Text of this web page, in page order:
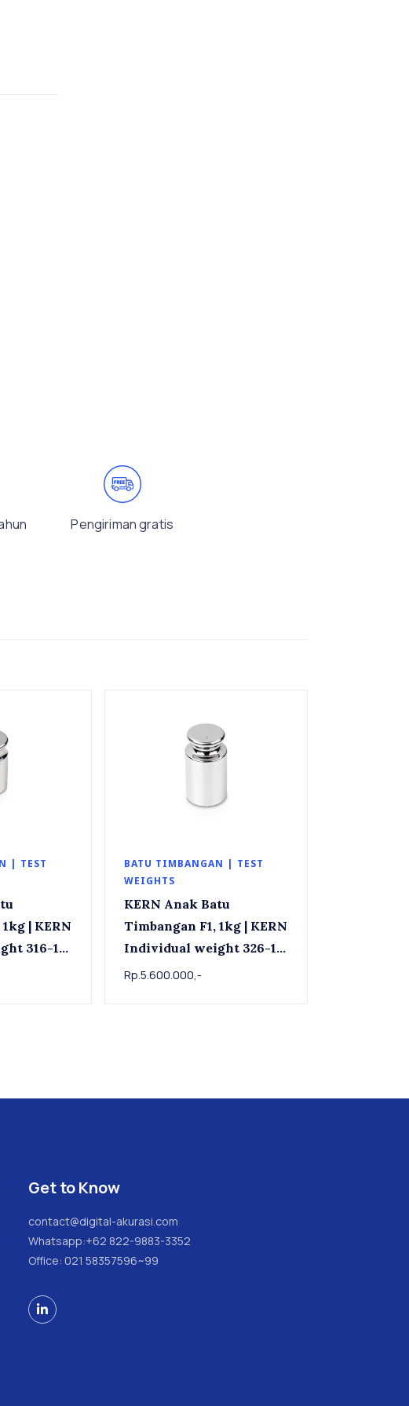
Pengiriman gratis
| TEST
316-11 ,
kg
BATU TIMBANGAN | TEST
WEIGHTS
KERN Anak Batu
Timbangan F1, 1kg | KERN
Individual weight 326-11 ,
OIML Class F1, 1 kg
Rp.5.600.000,-
Get to Know
contact@digital-akurasi.com
Whatsapp:+62 822-9883-3352
Office: 021 58357596~99
